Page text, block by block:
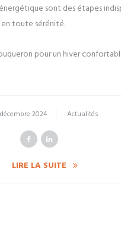
sont des étapes
en toute sérénité.
pour un hiver
2024 Actualités
LIRE LA SUITE